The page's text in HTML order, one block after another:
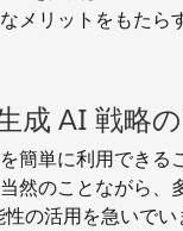
メリットをもたら
成 AI 戦略
簡単に利用できる
然のことながら、
の活用を急いでい